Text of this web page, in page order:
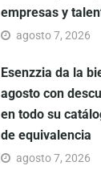
empresas y
agosto 7, 2026
Esenzzia da la
agosto con
en todo su
de equivalencia
agosto 7, 2026